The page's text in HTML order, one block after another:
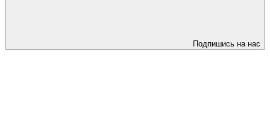
Подпишись на нас